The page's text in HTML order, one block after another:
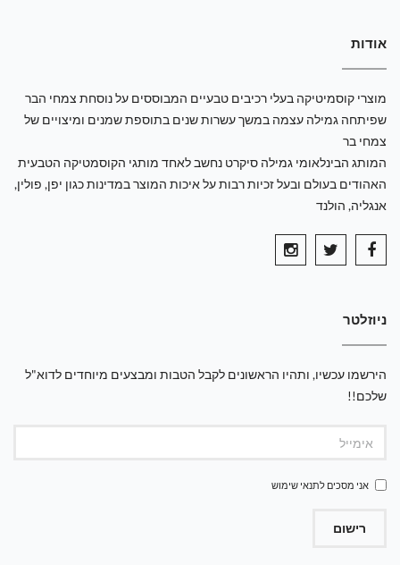
אודות
מוצרי קוסמיטיקה בעלי רכיבים טבעיים המבוססים על נוסחת צמחי הבר
שפיתחה גמילה עצמה במשך עשרות שנים בתוספת שמנים ומיצויים של
צמחי בר
המותג הבינלאומי גמילה סיקרט נחשב לאחד מותגי הקוסמטיקה הטבעית
האהודים בעולם ובעל זכיות רבות על איכות המוצר במדינות כגון יפן, פולין,
אנגליה, הולנד
ניוזלטר
הירשמו עכשיו, ותהיו הראשונים לקבל הטבות ומבצעים מיוחדים לדוא"ל
שלכם!!
אני מסכים לתנאי שימוש
רישום